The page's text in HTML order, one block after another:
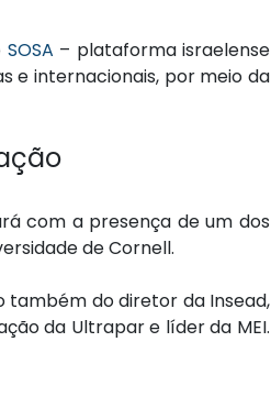
SOSA – plataforma israelense
e internacionais, por meio da
com a presença de um dos
de Cornell.
do diretor da Insead,
da Ultrapar e líder da MEI.